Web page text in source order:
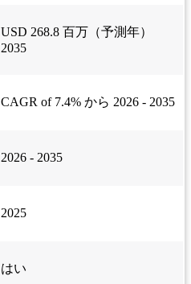
USD 268.8 百万（予測年）
2035
CAGR of 7.4% から 2026 - 2035
2026 - 2035
2025
はい